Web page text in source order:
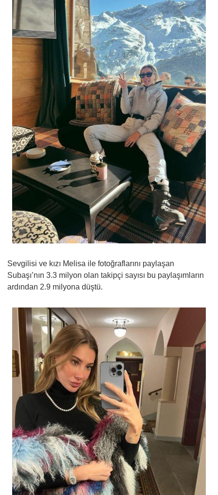
Sevgilisi ve kızı Melisa ile fotoğraflarını paylaşan
Subaşı’nın 3.3 milyon olan takipçi sayısı bu paylaşımların
ardından 2.9 milyona düştü.